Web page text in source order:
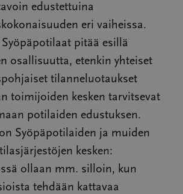
edustettuina
eri vaiheissa.
pitää esillä
osallisuutta, etenkin yhteiset
tilanneluotaukset
toimijoiden kesken tarvitsevat
potilaiden edustuksen.
Syöpäpotilaiden ja muiden
kesken:
ollaan mm. silloin, kun
tehdään kattavaa